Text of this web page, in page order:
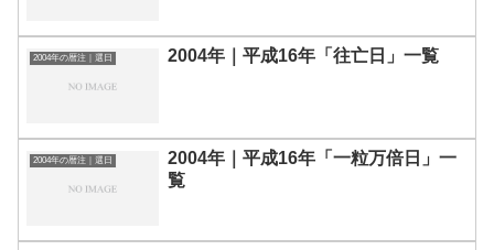
2004年の暦注｜選日 2004年｜平成16年「往亡日」一覧
2004年の暦注｜選日
2004年｜平成16年「一粒万倍日」一
覧